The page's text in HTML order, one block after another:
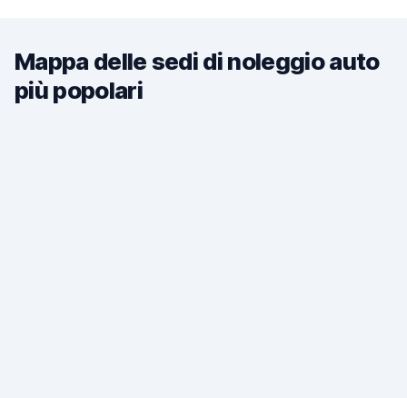
Mappa delle sedi di noleggio auto
più popolari